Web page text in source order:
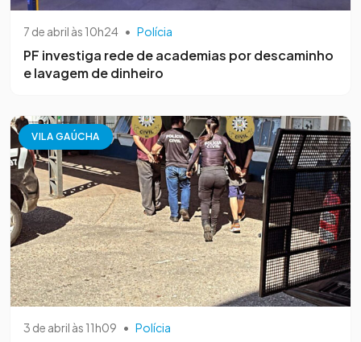
7 de abril às 10h24 • Polícia
PF investiga rede de academias por descaminho
e lavagem de dinheiro
VILA GAÚCHA
3 de abril às 11h09 • Polícia